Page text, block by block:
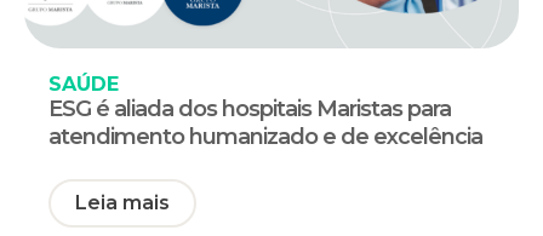
SAÚDE
ESG é aliada dos hospitais Maristas para
atendimento humanizado e de excelência
Leia mais